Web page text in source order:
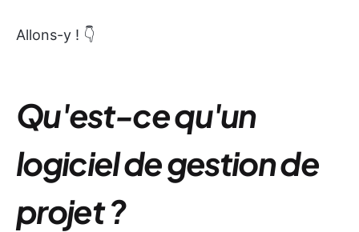
Allons-y ! 👇
Qu'est-ce qu'un
logiciel de gestion de
projet ?